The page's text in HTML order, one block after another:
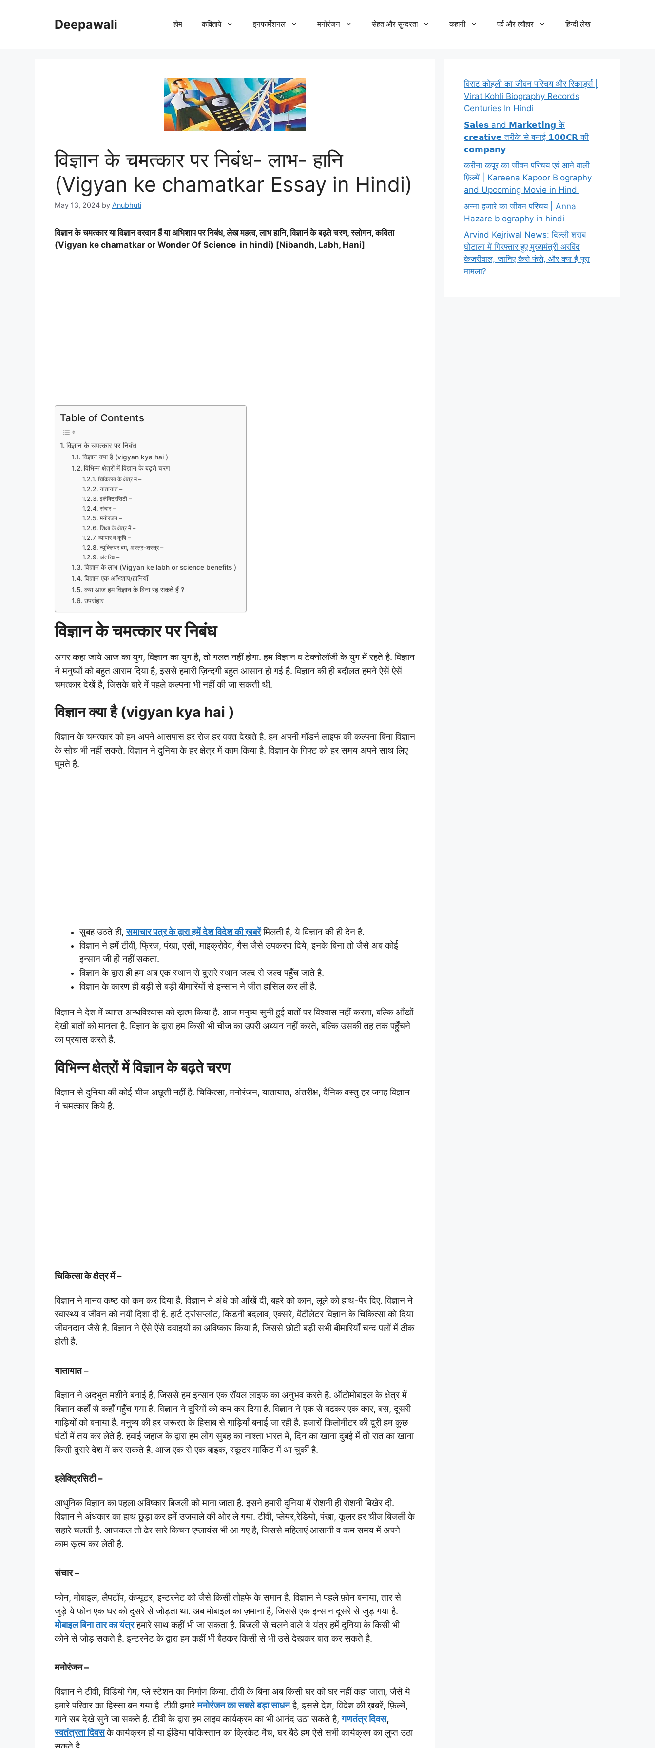
Deepawali होम कविताये इनफार्मेशनल मनोरंजन सेहत और सुन्दरता कहानी पर्व और त्यौहार हिन्दी लेख
विज्ञान के चमत्कार पर निबंध- लाभ- हानि
(Vigyan ke chamatkar Essay in Hindi)
May 13, 2024 by Anubhuti
विज्ञान के चमत्कार या विज्ञान वरदान हैं या अभिशाप पर निबंध, लेख महत्व, लाभ हानि, विज्ञानं के बढ़ते चरण, स्लोगन, कविता
(Vigyan ke chamatkar or Wonder Of Science in hindi) [Nibandh, Labh, Hani]
Table of Contents
विज्ञान के चमत्कार पर निबंध
विज्ञान क्या है (vigyan kya hai )
विभिन्न क्षेत्रों में विज्ञान के बढ़ते चरण
चिकित्सा के क्षेत्र में –
यातायात –
इलेक्ट्रिसिटी –
संचार –
मनोरंजन –
शिक्षा के क्षेत्र में –
व्यापार व कृषि –
न्यूक्लियर बम, अस्त्र-शस्त्र –
अंतरिक्ष –
विज्ञान के लाभ (Vigyan ke labh or science benefits )
विज्ञान एक अभिशाप/हानियाँ
क्या आज हम विज्ञान के बिना रह सकते हैं ?
उपसंहार
विज्ञान के चमत्कार पर निबंध
अगर कहा जाये आज का युग, विज्ञान का युग है, तो गलत नहीं होगा. हम विज्ञान व टेक्नोलॉजी के युग में रहते है. विज्ञान
ने मनुष्यों को बहुत आराम दिया है, इससे हमारी ज़िन्दगी बहुत आसान हो गई है. विज्ञान की ही बदौलत हमने ऐसें ऐसें
चमत्कार देखें है, जिसके बारे में पहले कल्पना भी नहीं की जा सकती थी.
विज्ञान क्या है (vigyan kya hai )
विज्ञान के चमत्कार को हम अपने आसपास हर रोज हर वक्त देखते है. हम अपनी मॉडर्न लाइफ की कल्पना बिना विज्ञान
के सोच भी नहीं सकते. विज्ञान ने दुनिया के हर क्षेत्र में काम किया है. विज्ञान के गिफ्ट को हर समय अपने साथ लिए
घूमते है.
सुबह उठते ही,समाचार पत्र के द्वारा हमें देश विदेश की ख़बरेंमिलती है, ये विज्ञान की ही देन है.
विज्ञान ने हमें टीवी, फ्रिज, पंखा, एसी, माइक्रोवेव, गैस जैसे उपकरण दिये, इनके बिना तो जैसे अब कोई
इन्सान जी ही नहीं सकता.
विज्ञान के द्वारा ही हम अब एक स्थान से दुसरे स्थान जल्द से जल्द पहुँच जाते है.
विज्ञान के कारण ही बड़ी से बड़ी बीमारियों से इन्सान ने जीत हासिल कर ली है.
विज्ञान ने देश में व्याप्त अन्धविश्वास को ख़त्म किया है. आज मनुष्य सुनी हुई बातों पर विश्वास नहीं करता, बल्कि आँखों
देखी बातों को मानता है. विज्ञान के द्वारा हम किसी भी चीज का उपरी अध्यन नहीं करते, बल्कि उसकी तह तक पहुँचने
का प्रयास करते है.
विभिन्न क्षेत्रों में विज्ञान के बढ़ते चरण
विज्ञान से दुनिया की कोई चीज अछूती नहीं है. चिकित्सा, मनोरंजन, यातायात, अंतरीक्ष, दैनिक वस्तु हर जगह विज्ञान
ने चमत्कार किये है.
चिकित्सा के क्षेत्र में –
विज्ञान ने मानव कष्ट को कम कर दिया है. विज्ञान ने अंधे को आँखें दी, बहरे को कान, लूले को हाथ-पैर दिए. विज्ञान ने
स्वास्थ्य व जीवन को नयी दिशा दी है. हार्ट ट्रांसप्लांट, किडनी बदलाव, एक्सरे, वेंटीलेटर विज्ञान के चिकित्सा को दिया
जीवनदान जैसे है. विज्ञान ने ऐंसे ऐंसे दवाइयों का अविष्कार किया है, जिससे छोटी बड़ी सभी बीमारियाँ चन्द पलों में ठीक
होती है.
यातायात –
विज्ञान ने अदभुत मशीने बनाई है, जिससे हम इन्सान एक रॉयल लाइफ का अनुभव करते है. ऑटोमोबाइल के क्षेत्र में
विज्ञान कहाँ से कहाँ पहुँच गया है. विज्ञान ने दूरियों को कम कर दिया है. विज्ञान ने एक से बढकर एक कार, बस, दूसरी
गाड़ियों को बनाया है. मनुष्य की हर जरूरत के हिसाब से गाड़ियाँ बनाई जा रही है. हजारों किलोमीटर की दूरी हम कुछ
घंटों में तय कर लेते है. हवाई जहाज के द्वारा हम लोग सुबह का नाश्ता भारत में, दिन का खाना दुबई में तो रात का खाना
किसी दुसरे देश में कर सकते है. आज एक से एक बाइक, स्कूटर मार्किट में आ चुकीं है.
इलेक्ट्रिसिटी –
आधुनिक विज्ञान का पहला अविष्कार बिजली को माना जाता है. इसने हमारी दुनिया में रोशनी ही रोशनी बिखेर दी.
विज्ञान ने अंधकार का हाथ छुड़ा कर हमें उजयाले की ओर ले गया. टीवी, प्लेयर,रेडियो, पंखा, कूलर हर चीज बिजली के
सहारे चलती है. आजकल तो ढेर सारे किचन एप्लायंस भी आ गए है, जिससे महिलाएं आसानी व कम समय में अपने
काम ख़त्म कर लेती है.
संचार –
फोन, मोबाइल, लैपटॉप, कंप्यूटर, इन्टरनेट को जैसे किसी तोहफे के समान है. विज्ञान ने पहले फ़ोन बनाया, तार से
जुड़े ये फोन एक घर को दुसरे से जोड़ता था. अब मोबाइल का ज़माना है, जिससे एक इन्सान दूसरे से जुड़ गया है.
मोबाइल बिना तार का यंत्रहमारे साथ कहीं भी जा सकता है. बिजली से चलने वाले ये यंत्र हमें दुनिया के किसी भी
कोने से जोड़ सकते है. इन्टरनेट के द्वारा हम कहीं भी बैठकर किसी से भी उसे देखकर बात कर सकते है.
मनोरंजन –
विज्ञान ने टीवी, विडियो गेम, प्ले स्टेशन का निर्माण किया. टीवी के बिना अब किसी घर को घर नहीं कहा जाता, जैसे ये
हमारे परिवार का हिस्सा बन गया है. टीवी हमारेमनोरंजन का सबसे बड़ा साधनहै, इससे देश, विदेश की ख़बरें, फ़िल्में,
गाने सब देखे सुने जा सकते है. टीवी के द्वारा हम लाइव कार्यक्रम का भी आनंद उठा सकते है,गणतंत्र दिवस,
स्वतंत्रता दिवसके कार्यक्रम हों या इंडिया पाकिस्तान का क्रिकेट मैच, घर बैठे हम ऐसे सभी कार्यक्रम का लुप्त उठा
विराट कोहली का जीवन परिचय और रिकार्ड्स |
Virat Kohli Biography Records
Centuries In Hindi
𝗦𝗮𝗹𝗲𝘀 and 𝗠𝗮𝗿𝗸𝗲𝘁𝗶𝗻𝗴 के
𝗰𝗿𝗲𝗮𝘁𝗶𝘃𝗲 तरीके से बनाई 𝟭𝟬𝟬𝗖𝗥 की
𝗰𝗼𝗺𝗽𝗮𝗻𝘆
करीना कपूर का जीवन परिचय एवं आने वाली
फ़िल्में | Kareena Kapoor Biography
and Upcoming Movie in Hindi
अन्ना हजारे का जीवन परिचय | Anna
Hazare biography in hindi
Arvind Kejriwal News: दिल्ली शराब
घोटाला में गिरफ्तार हुए मुख्यमंत्री अरविंद
केजरीवाल, जानिए कैसे फंसे, और क्या है पूरा
मामला?